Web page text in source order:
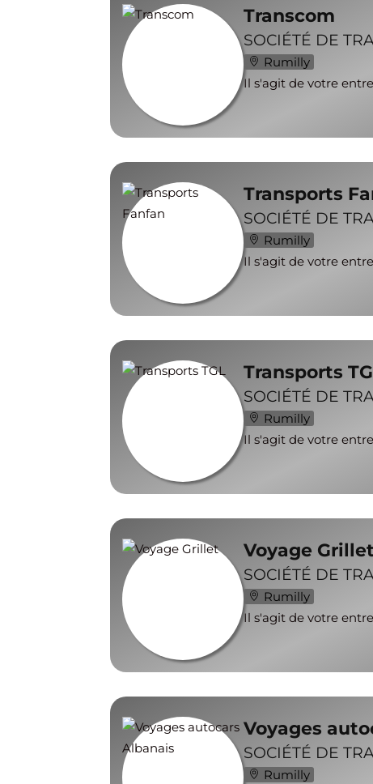
Transcom
SOCIÉTÉ DE
Rumilly
Il s'agit de votre
Transports
SOCIÉTÉ DE
Rumilly
Il s'agit de votre
Transports
SOCIÉTÉ DE
Rumilly
Il s'agit de votre
Voyage Grillet
SOCIÉTÉ DE
Rumilly
Il s'agit de votre
Voyages
SOCIÉTÉ DE
Rumilly